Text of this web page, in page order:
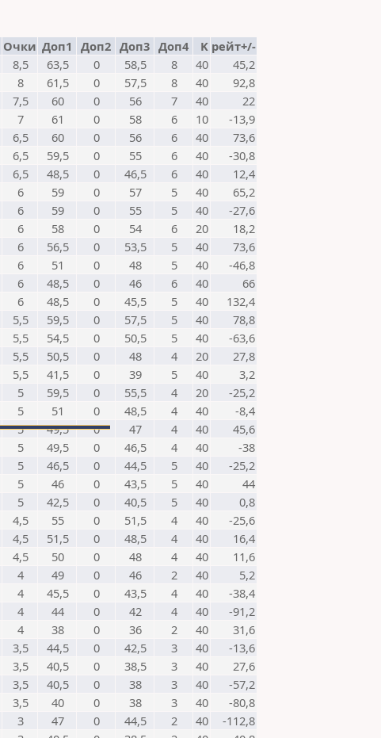
Очки Доп1 Доп2 Доп3 Доп4 K рейт+/-
8,5 63,5 0 58,5 8 40
45,2
8 61,5 0 57,5 8 40
92,8
7,5 60 0 56 7 40
22
7 61 0 58 6 10
-13,9
6,5 60 0 56 6 40
73,6
6,5 59,5 0 55 6 40
-30,8
6,5 48,5 0 46,5 6 40
12,4
6 59 0 57 5 40
65,2
6 59 0 55 5 40
-27,6
6 58 0 54 6 20
18,2
6 56,5 0 53,5 5 40
73,6
6 51 0 48 5 40
-46,8
6 48,5 0 46 6 40
66
6 48,5 0 45,5 5 40
132,4
5,5 59,5 0 57,5 5 40
78,8
5,5 54,5 0 50,5 5 40
-63,6
5,5 50,5 0 48 4 20
27,8
5,5 41,5 0 39 5 40
3,2
5 59,5 0 55,5 4 20
-25,2
5 51 0 48,5 4 40
-8,4
5 49,5 0 47 4 40
45,6
5 49,5 0 46,5 4 40
-38
5 46,5 0 44,5 5 40
-25,2
5 46 0 43,5 5 40
44
5 42,5 0 40,5 5 40
0,8
4,5 55 0 51,5 4 40
-25,6
4,5 51,5 0 48,5 4 40
16,4
4,5 50 0 48 4 40
11,6
4 49 0 46 2 40
5,2
4 45,5 0 43,5 4 40
-38,4
4 44 0 42 4 40
-91,2
4 38 0 36 2 40
31,6
3,5 44,5 0 42,5 3 40
-13,6
3,5 40,5 0 38,5 3 40
27,6
3,5 40,5 0 38 3 40
-57,2
3,5 40 0 38 3 40
-80,8
3 47 0 44,5 2 40
-112,8